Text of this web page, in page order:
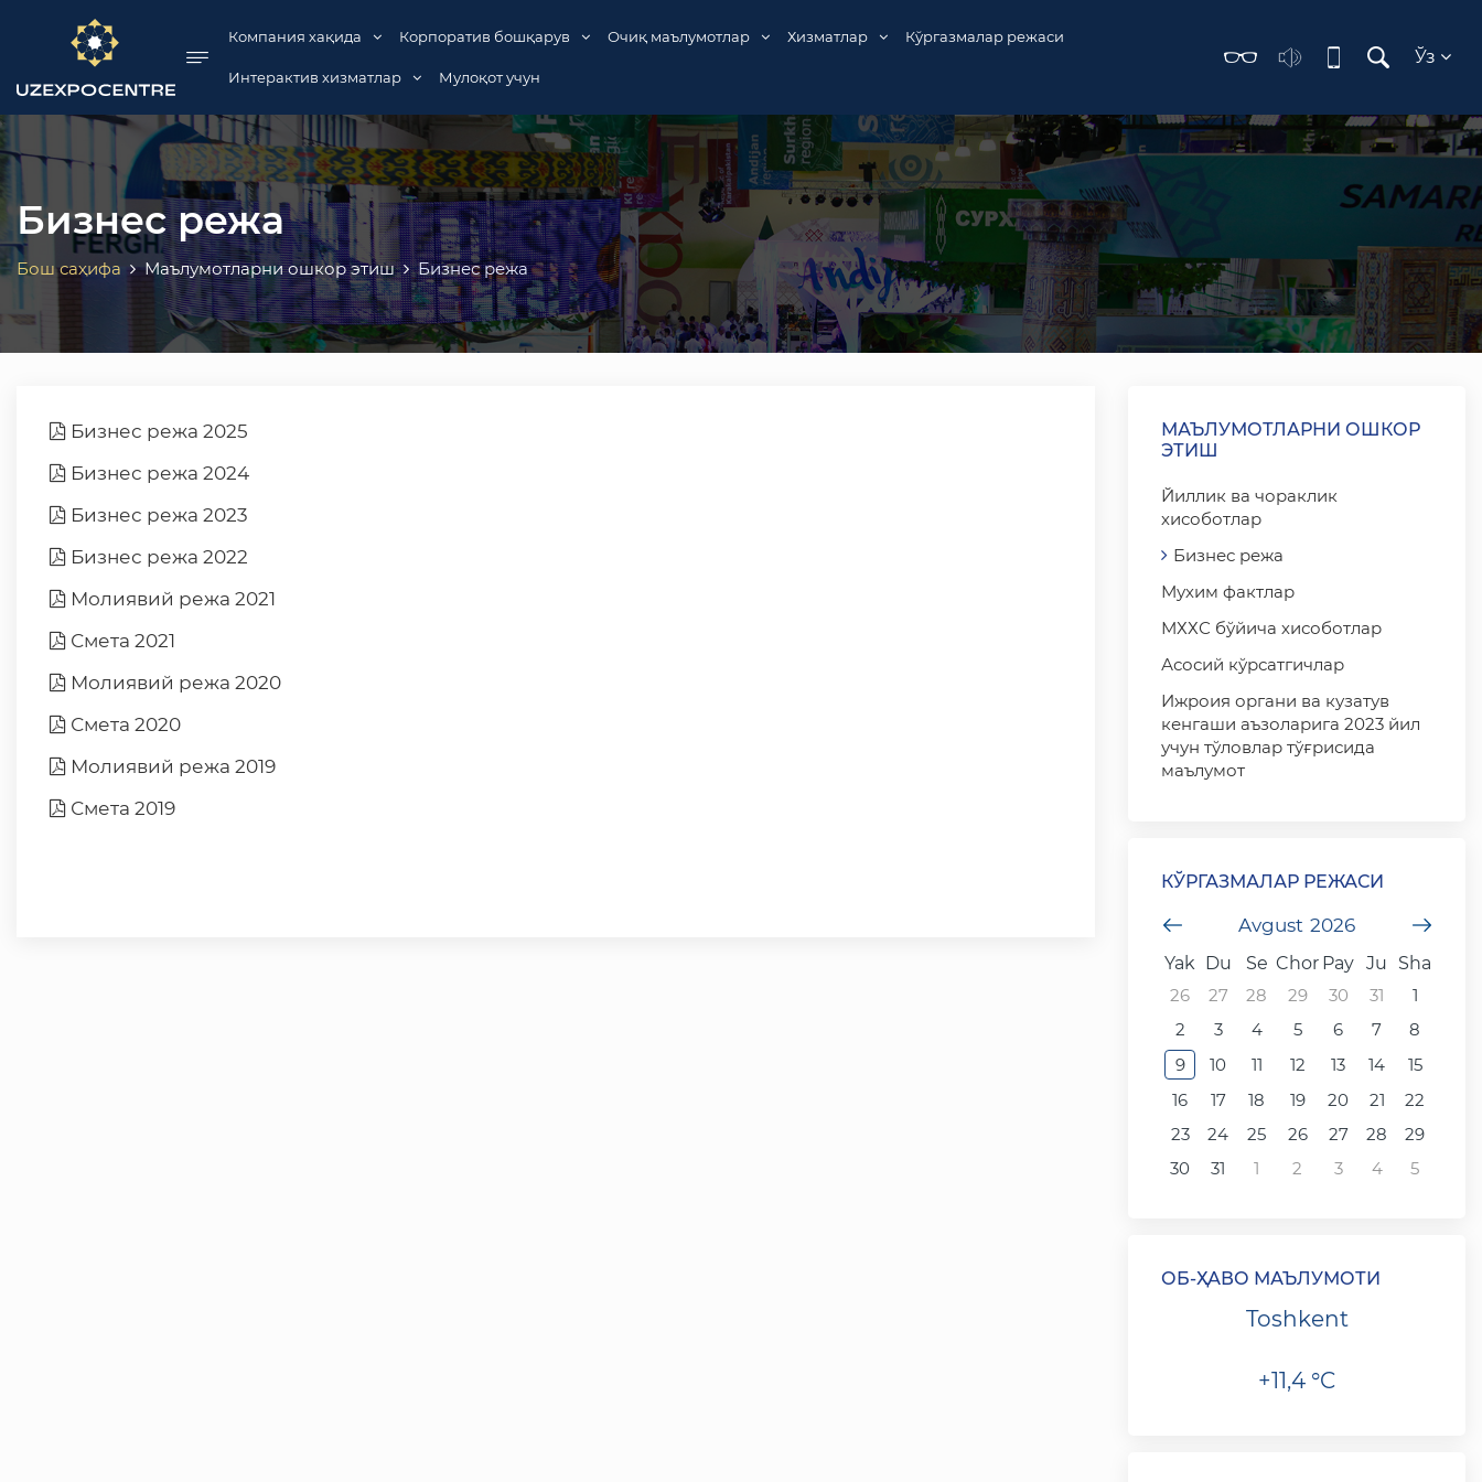
menu Компания хақида Корпоратив бошқарув Очиқ маълумотлар Хизматлар Кўргазмалар режаси
Интерактив хизматлар Мулоқот учун
Ўз
Бизнес режа
Бош саҳифа Маълумотларни ошкор этиш Бизнес режа
Бизнес режа 2025
Бизнес режа 2024
Бизнес режа 2023
Бизнес режа 2022
Молиявий режа 2021
Смета 2021
Молиявий режа 2020
Смета 2020
Молиявий режа 2019
Смета 2019
МАЪЛУМОТЛАРНИ ОШКОР
ЭТИШ
Йиллик ва чораклик
хисоботлар
Бизнес режа
Мухим фактлар
МХХС бўйича хисоботлар
Асосий кўрсатгичлар
Ижроия органи ва кузатув
кенгаши аъзоларига 2023 йил
учун тўловлар тўғрисида
маълумот
КЎРГАЗМАЛАР РЕЖАСИ
Avgust 2026
undefined
Yak Du Se Chor Pay Ju
Sha
26
27 28 29 30 31
1
2
3 4 5 6 7
8
9
10 11 12 13 14
15
16
17 18 19 20 21
22
23
24 25 26 27 28
29
30
31 1 2 3 4 5
ОБ-ҲАВО МАЪЛУМОТИ
Toshkent
+11,4 °C